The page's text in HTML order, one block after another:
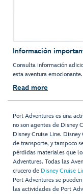
Información
Consulta información
esta aventura emocionante.
Read more
Port Adventures es una
no son agentes de Disney
Disney Cruise Line.
de transporte, y tampoco
pérdidas materiales que
Adventures. Todas las
crucero de Disney Cruise
Port Adventures se
las actividades de Port